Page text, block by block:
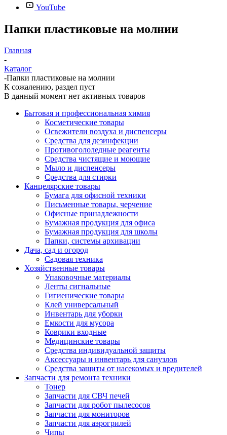
YouTube
Папки пластиковые на молнии
Главная
-
Каталог
-Папки пластиковые на молнии
К сожалению, раздел пуст
В данный момент нет активных товаров
Бытовая и профессиональная химия
Косметические товары
Освежители воздуха и диспенсеры
Средства для дезинфекции
Противогололедные реагенты
Средства чистящие и моющие
Мыло и диспенсеры
Средства для стирки
Канцелярские товары
Бумага для офисной техники
Письменные товары, черчение
Офисные принадлежности
Бумажная продукция для офиса
Бумажная продукция для школы
Папки, системы архивации
Дача, сад и огород
Садовая техника
Хозяйственные товары
Упаковочные материалы
Ленты сигнальные
Гигиенические товары
Клей универсальный
Инвентарь для уборки
Емкости для мусора
Коврики входные
Медицинские товары
Средства индивидуальной защиты
Аксессуары и инвентарь для санузлов
Средства защиты от насекомых и вредителей
Запчасти для ремонта техники
Тонер
Запчасти для СВЧ печей
Запчасти для робот пылесосов
Запчасти для мониторов
Запчасти для аэрогрилей
Чипы